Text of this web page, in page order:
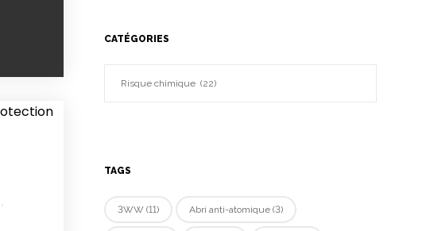
CATÉGORIES
TAGS
3WW(11) Abri anti-atomique(3)